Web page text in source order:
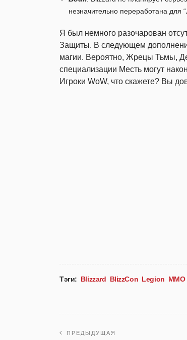
незначительно переработана для
Я был немного разочарован
Защиты. В следующем
магии. Вероятно, Жрецы Тьмы,
специализации Месть могут
Игроки WoW, что скажете? Вы
Тэги: Blizzard BlizzCon Legion MMO
ПРЕДЫДУЩАЯ